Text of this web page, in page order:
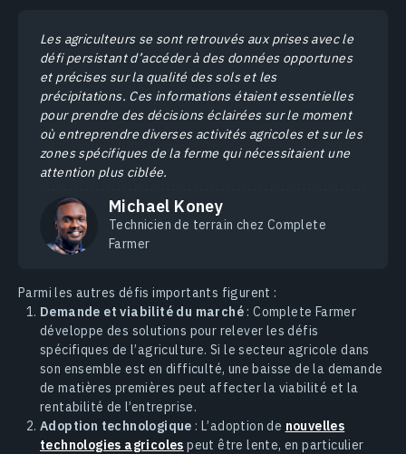
Les agriculteurs se sont retrouvés aux prises avec le
défi persistant d’accéder à des données opportunes
et précises sur la qualité des sols et les
précipitations. Ces informations étaient essentielles
pour prendre des décisions éclairées sur le moment
où entreprendre diverses activités agricoles et sur les
zones spécifiques de la ferme qui nécessitaient une
attention plus ciblée.
Michael Koney
Technicien de terrain chez Complete
Farmer
Parmi les autres défis importants figurent :
Demande et viabilité du marché : Complete Farmer
développe des solutions pour relever les défis
spécifiques de l’agriculture. Si le secteur agricole dans
son ensemble est en difficulté, une baisse de la demande
de matières premières peut affecter la viabilité et la
rentabilité de l’entreprise.
Adoption technologique : L’adoption de nouvelles
technologies agricoles peut être lente, en particulier